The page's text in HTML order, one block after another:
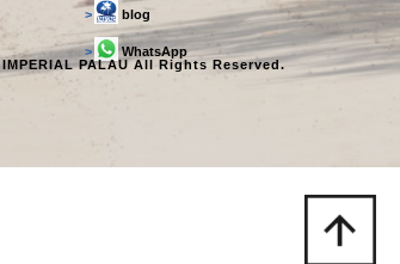
> blog
>
WhatsApp
PALAU All Rights Reserved.